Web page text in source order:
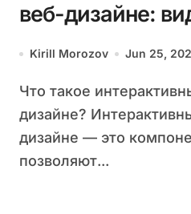
веб-дизайне:
применение и
Kirill Morozov Jun 25,
Что такое интерактивные элементы в веб-
дизайне?
дизайне — это
позволяют...